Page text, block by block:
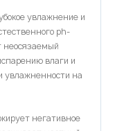
увлажнение и
ph-
неосязаемый
влаги и
увлажненности на
негативное